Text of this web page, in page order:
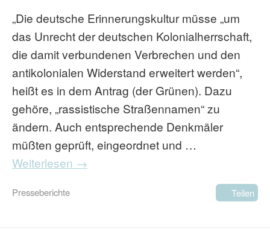
„Die deutsche Erinnerungskultur müsse „um
das Unrecht der deutschen Kolonialherrschaft,
die damit verbundenen Verbrechen und den
antikolonialen Widerstand erweitert werden“,
heißt es in dem Antrag (der Grünen). Dazu
gehöre, „rassistische Straßennamen“ zu
ändern. Auch entsprechende Denkmäler
müßten geprüft, eingeordnet und …
Weiterlesen →
Presseberichte Teilen